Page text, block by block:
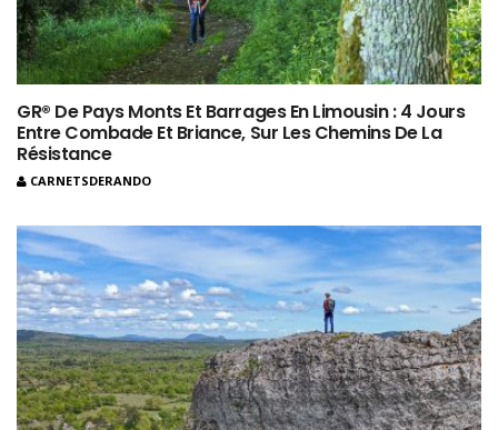
GR® De Pays Monts Et Barrages En Limousin : 4 Jours
Entre Combade Et Briance, Sur Les Chemins De La
Résistance
CARNETSDERANDO